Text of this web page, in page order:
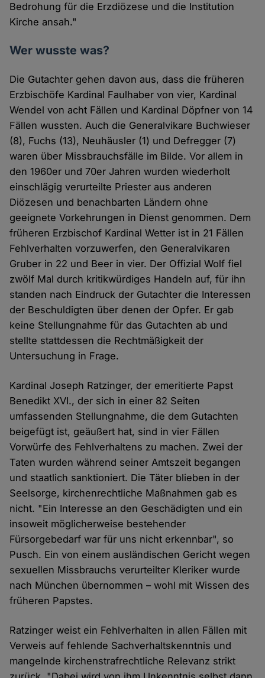
Bedrohung für die Erzdiözese und die Institution
Kirche ansah."
Wer wusste was?
Die Gutachter gehen davon aus, dass die früheren
Erzbischöfe Kardinal Faulhaber von vier, Kardinal
Wendel von acht Fällen und Kardinal Döpfner von 14
Fällen wussten. Auch die Generalvikare Buchwieser
(8), Fuchs (13), Neuhäusler (1) und Defregger (7)
waren über Missbrauchsfälle im Bilde. Vor allem in
den 1960er und 70er Jahren wurden wiederholt
einschlägig verurteilte Priester aus anderen
Diözesen und benachbarten Ländern ohne
geeignete Vorkehrungen in Dienst genommen. Dem
früheren Erzbischof Kardinal Wetter ist in 21 Fällen
Fehlverhalten vorzuwerfen, den Generalvikaren
Gruber in 22 und Beer in vier. Der Offizial Wolf fiel
zwölf Mal durch kritikwürdiges Handeln auf, für ihn
standen nach Eindruck der Gutachter die Interessen
der Beschuldigten über denen der Opfer. Er gab
keine Stellungnahme für das Gutachten ab und
stellte stattdessen die Rechtmäßigkeit der
Untersuchung in Frage.
Kardinal Joseph Ratzinger, der emeritierte Papst
Benedikt XVI., der sich in einer 82 Seiten
umfassenden Stellungnahme, die dem Gutachten
beigefügt ist, geäußert hat, sind in vier Fällen
Vorwürfe des Fehlverhaltens zu machen. Zwei der
Taten wurden während seiner Amtszeit begangen
und staatlich sanktioniert. Die Täter blieben in der
Seelsorge, kirchenrechtliche Maßnahmen gab es
nicht. "Ein Interesse an den Geschädigten und ein
insoweit möglicherweise bestehender
Fürsorgebedarf war für uns nicht erkennbar", so
Pusch. Ein von einem ausländischen Gericht wegen
sexuellen Missbrauchs verurteilter Kleriker wurde
nach München übernommen – wohl mit Wissen des
früheren Papstes.
Ratzinger weist ein Fehlverhalten in allen Fällen mit
Verweis auf fehlende Sachverhaltskenntnis und
mangelnde kirchenstrafrechtliche Relevanz strikt